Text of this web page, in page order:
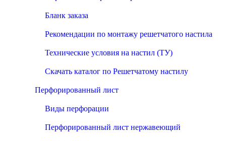
Бланк заказа
Рекомендации по монтажу решетчатого настила
Технические условия на настил (ТУ)
Скачать каталог по Решетчатому настилу
Перфорированный лист
Виды перфорации
Перфорированный лист нержавеющий